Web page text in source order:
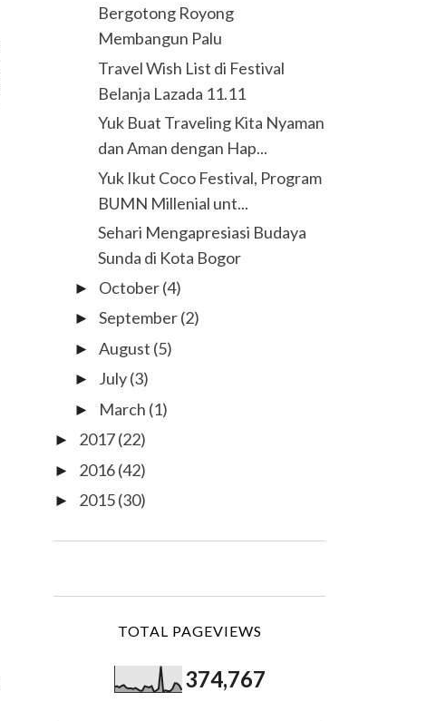
Bergotong Royong
Membangun Palu
Travel Wish List di Festival
Belanja Lazada 11.11
Yuk Buat Traveling Kita Nyaman
dan Aman dengan Hap...
Yuk Ikut Coco Festival, Program
BUMN Millenial unt...
Sehari Mengapresiasi Budaya
Sunda di Kota Bogor
► October (4)
► September (2)
► August (5)
► July (3)
► March (1)
► 2017(22)
► 2016(42)
► 2015(30)
TOTAL PAGEVIEWS
374,767